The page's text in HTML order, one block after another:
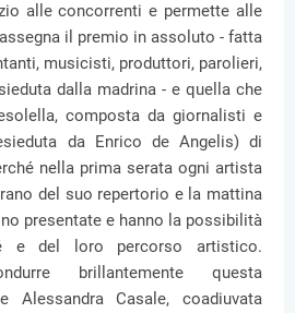
alle concorrenti e permette alle
il premio in assoluto - fatta
musicisti, produttori, parolieri,
dalla madrina - e quella che
composta da giornalisti e
da Enrico de Angelis) di
nella prima serata ogni artista
del suo repertorio e la mattina
presentate e hanno la possibilità
e del loro percorso artistico.
brillantemente questa
Alessandra Casale, coadiuvata